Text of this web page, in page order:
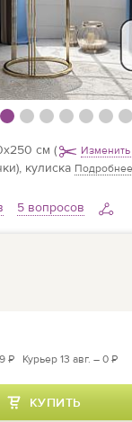
см (
кулиска Подробнее
5 вопросов
₽ Курьер 13 авг. – 0 ₽
КУПИТЬ